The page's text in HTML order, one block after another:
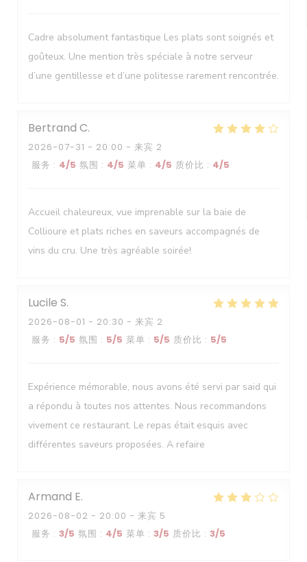
Cadre absolument fantastique Les plats sont soignés et
goûteux. Une mention très spéciale à notre serveur
d’une gentillesse et d’une politesse rarement rencontrée.
Bertrand C
2026-07-31 - 20:00 - 来宾 2
服务 : 4/5 氛围 : 4/5 菜单 : 4/5 质价比 : 4/5
Accueil chaleureux, vue imprenable sur la baie de
Collioure et plats riches en saveurs accompagnés de
vins du cru. Une très agréable soirée!
Lucile S
2026-08-01 - 20:30 - 来宾 2
服务 : 5/5 氛围 : 5/5 菜单 : 5/5 质价比 : 5/5
Expérience mémorable, nous avons été servi par said qui
a répondu à toutes nos attentes. Nous recommandons
vivement ce restaurant. Le repas était esquis avec
différentes saveurs proposées. A refaire
Armand E
2026-08-02 - 20:00 - 来宾 5
服务 : 3/5 氛围 : 4/5 菜单 : 3/5 质价比 : 3/5